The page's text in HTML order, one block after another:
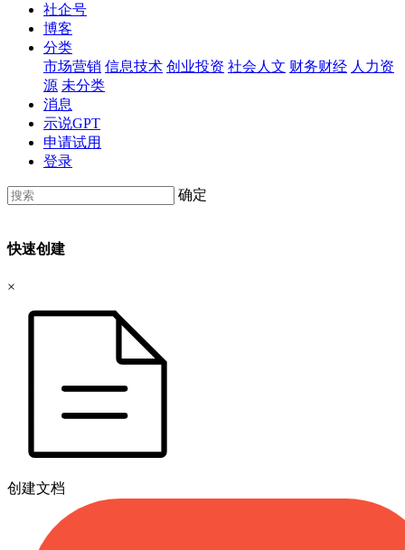
社企号
博客
分类
市场营销 信息技术 创业投资 社会人文 财务财经 人力资
源 未分类
消息
示说GPT
申请试用
登录
确定
快速创建
×
创建文档